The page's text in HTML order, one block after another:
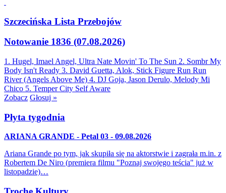
Szczecińska Lista Przebojów
Notowanie 1836 (07.08.2026)
1. Hugel, Imael Angel, Ultra Nate Movin' To The Sun 2. Sombr My
Body Isn't Ready 3. David Guetta, Alok, Stick Figure Run Run
River (Angels Above Me) 4. DJ Goja, Jason Derulo, Melody Mi
Chico 5. Temper City Self Aware
Zobacz Głosuj »
Płyta tygodnia
ARIANA GRANDE - Petal 03 - 09.08.2026
Ariana Grande po tym, jak skupiła się na aktorstwie i zagrała m.in. z
Robertem De Niro (premiera filmu "Poznaj swojego teścia" już w
listopadzie)…